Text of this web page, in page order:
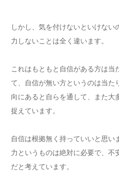
しかし、気を付けないといけない
力しないことは全く違います。
これはもともと自信がある方は当
て、自信が無い方というのは当た
向にあると自らを通して、また大
捉えています。
自信は根拠無く持っていいと思い
力というものは絶対に必要で、不
だと考えています。